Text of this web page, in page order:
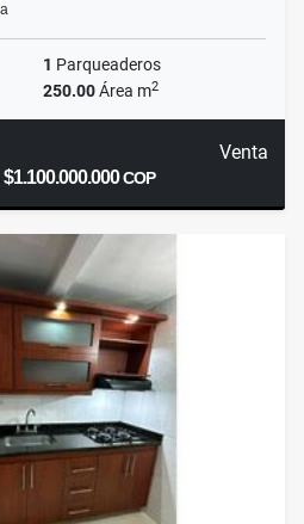
1 Parqueaderos
250.00Área m2
Venta
$1.100.000.000COP